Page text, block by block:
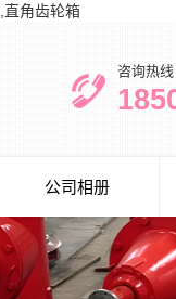
直角齿轮箱
咨询热线
公司相册